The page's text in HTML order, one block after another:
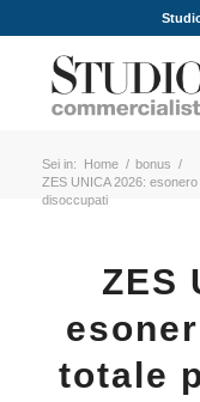
Sei in: Home / bonus /
ZES UNICA 2026:
disoccupati
ZES
totale